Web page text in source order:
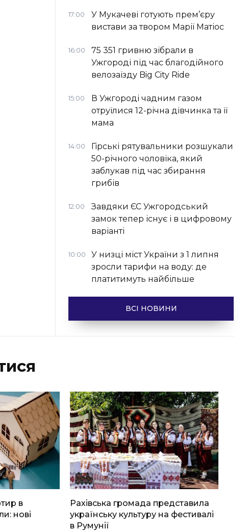
17:00
У Мукачеві готують прем’єру
вистави за твором Марії Матіос
16:00
75 351 гривню зібрали в
Ужгороді під час благодійного
велозаїзду Big Сity Ride
15:00
В Ужгороді чадним газом
отруїлися 12-річна дівчинка та її
мама
14:00
Гірські рятувальники розшукали
50-річного чоловіка, який
заблукав під час збирання
грибів
12:00
Завдяки ЄС Ужгородський
замок тепер існує і в цифровому
варіанті
10:00
У низці міст України з 1 липня
зросли тарифи на воду: де
платитимуть найбільше
ВСІ НОВИНИ
в
нові
Рахівська громада представила
українську культуру на фестивалі
в Румунії